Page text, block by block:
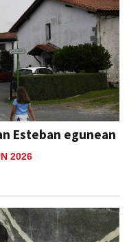
Esteban egunean
2026